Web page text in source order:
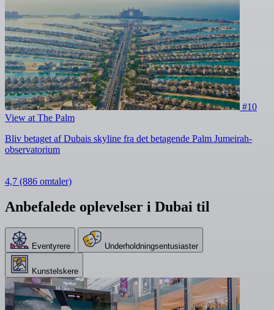
#10
View at The Palm
Bliv betaget af Dubais skyline fra det betagende Palm Jumeirah-
observatorium
4,7 (886 omtaler)
Anbefalede oplevelser i Dubai til
Eventyrere Underholdningsentusiaster
Kunstelskere